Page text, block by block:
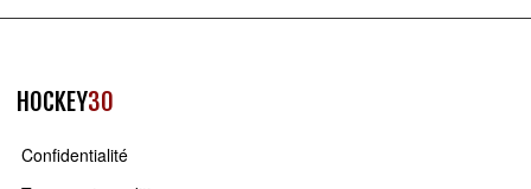
HOCKEY30
Confidentialité